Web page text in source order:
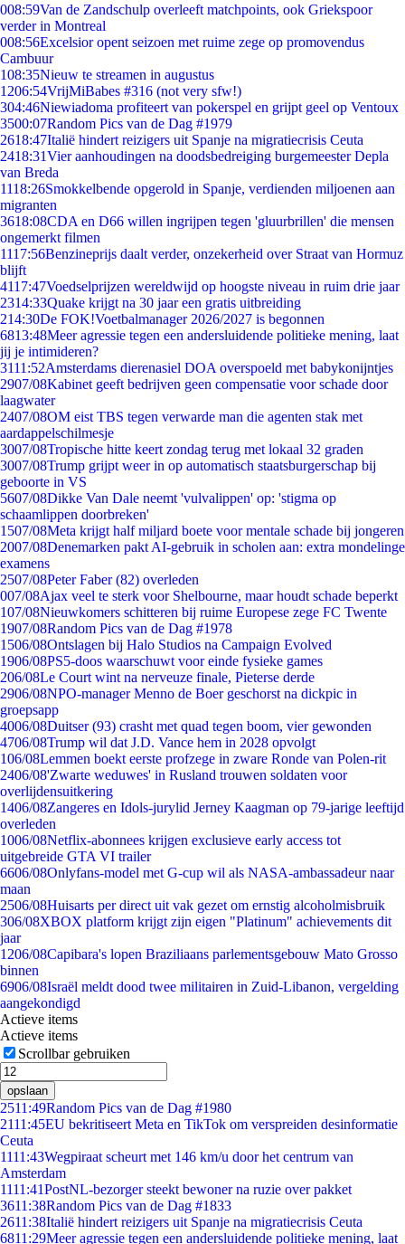
008:59Van de Zandschulp overleeft matchpoints, ook Griekspoor
verder in Montreal
008:56Excelsior opent seizoen met ruime zege op promovendus
Cambuur
108:35Nieuw te streamen in augustus
1206:54VrijMiBabes #316 (not very sfw!)
304:46Niewiadoma profiteert van pokerspel en grijpt geel op Ventoux
3500:07Random Pics van de Dag #1979
2618:47Italië hindert reizigers uit Spanje na migratiecrisis Ceuta
2418:31Vier aanhoudingen na doodsbedreiging burgemeester Depla
van Breda
1118:26Smokkelbende opgerold in Spanje, verdienden miljoenen aan
migranten
3618:08CDA en D66 willen ingrijpen tegen 'gluurbrillen' die mensen
ongemerkt filmen
1117:56Benzineprijs daalt verder, onzekerheid over Straat van Hormuz
blijft
4117:47Voedselprijzen wereldwijd op hoogste niveau in ruim drie jaar
2314:33Quake krijgt na 30 jaar een gratis uitbreiding
214:30De FOK!Voetbalmanager 2026/2027 is begonnen
6813:48Meer agressie tegen een andersluidende politieke mening, laat
jij je intimideren?
3111:52Amsterdams dierenasiel DOA overspoeld met babykonijntjes
2907/08Kabinet geeft bedrijven geen compensatie voor schade door
laagwater
2407/08OM eist TBS tegen verwarde man die agenten stak met
aardappelschilmesje
3007/08Tropische hitte keert zondag terug met lokaal 32 graden
3007/08Trump grijpt weer in op automatisch staatsburgerschap bij
geboorte in VS
5607/08Dikke Van Dale neemt 'vulvalippen' op: 'stigma op
schaamlippen doorbreken'
1507/08Meta krijgt half miljard boete voor mentale schade bij jongeren
2007/08Denemarken pakt AI-gebruik in scholen aan: extra mondelinge
examens
2507/08Peter Faber (82) overleden
007/08Ajax veel te sterk voor Shelbourne, maar houdt schade beperkt
107/08Nieuwkomers schitteren bij ruime Europese zege FC Twente
1907/08Random Pics van de Dag #1978
1506/08Ontslagen bij Halo Studios na Campaign Evolved
1906/08PS5-doos waarschuwt voor einde fysieke games
206/08Le Court wint na nerveuze finale, Pieterse derde
2906/08NPO-manager Menno de Boer geschorst na dickpic in
groepsapp
4006/08Duitser (93) crasht met quad tegen boom, vier gewonden
4706/08Trump wil dat J.D. Vance hem in 2028 opvolgt
106/08Lemmen boekt eerste profzege in zware Ronde van Polen-rit
2406/08'Zwarte weduwes' in Rusland trouwen soldaten voor
overlijdensuitkering
1406/08Zangeres en Idols-jurylid Jerney Kaagman op 79-jarige leeftijd
overleden
1006/08Netflix-abonnees krijgen exclusieve early access tot
uitgebreide GTA VI trailer
6606/08Onlyfans-model met G-cup wil als NASA-ambassadeur naar
maan
2506/08Huisarts per direct uit vak gezet om ernstig alcoholmisbruik
306/08XBOX platform krijgt zijn eigen "Platinum" achievements dit
jaar
1206/08Capibara's lopen Braziliaans parlementsgebouw Mato Grosso
binnen
6906/08Israël meldt dood twee militairen in Zuid-Libanon, vergelding
aangekondigd
Actieve items
Actieve items
Scrollbar gebruiken
opslaan
2511:49Random Pics van de Dag #1980
2111:45EU bekritiseert Meta en TikTok om verspreiden desinformatie
Ceuta
1111:43Wegpiraat scheurt met 146 km/u door het centrum van
Amsterdam
1111:41PostNL-bezorger steekt bewoner na ruzie over pakket
3611:38Random Pics van de Dag #1833
2611:38Italië hindert reizigers uit Spanje na migratiecrisis Ceuta
6811:29Meer agressie tegen een andersluidende politieke mening, laat